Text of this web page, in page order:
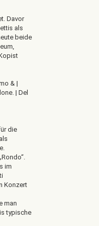
Davor
als
beide
& |
| Del
die
im
Konzert
man
typische